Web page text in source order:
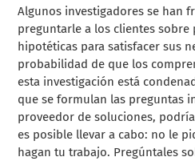
Algunos investigadores se han
preguntarle a los clientes
hipotéticas para satisfacer sus
probabilidad de que los
esta investigación está
que se formulan las preguntas
proveedor de soluciones,
es posible llevar a cabo: no le
hagan tu trabajo. Pregúntales